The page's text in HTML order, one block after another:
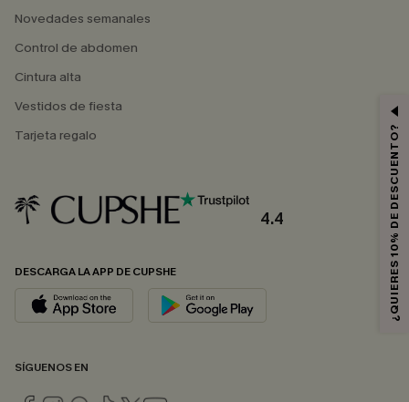
Novedades semanales
Control de abdomen
Cintura alta
Vestidos de fiesta
Tarjeta regalo
4.4
DESCARGA LA APP DE CUPSHE
SÍGUENOS EN
¿QUIERES 10% DE DESCUENTO?